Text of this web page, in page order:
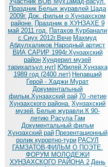
Праздник Белых журавлей Цада
2009г. Док. фильм о Хунзахском
районе. Праздник в ХУНЗАХЕ 9
май 2011 год. Патахов Курбанали
с.Сиух 2012г.Вече Махмуд
Абдулхаликов Народный артист
ВИА САРИР 1994г.Хунзахский
район Хундерил музей
тарихалъул нугI Юбилей Хунзаха
1989 год (2400 лет) Непавший
Герой - Хаджи Мурат
Документальный
фильм.Хунзахский рай 70 -летие
Хунзахского района. Хунзахский
музей. Белые журавли.К 90-
летию Расула Гам
Документальный фильм
Хунзахский рай Презентационный
ролик курортно-тури РАСУЛ
ГАМЗАТОВ-ФИЛЬМ О ПОЭТЕ.
ФОРУМ МОЛОДЕЖИ
ХУНЗАХСКОГО РАЙОНА 2 День